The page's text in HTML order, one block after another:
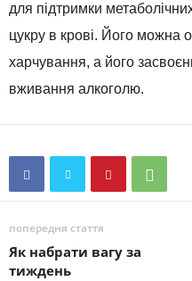
для підтримки
цукру в крові. Його можна
харчування, а його
вживання алкоголю.
попередня стаття
Як набрати вагу за
тиждень